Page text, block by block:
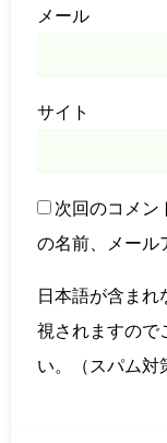
メール
サイト
次回のコメン
の名前、メール
日本語が含まれ
視されますので
い。（スパム対